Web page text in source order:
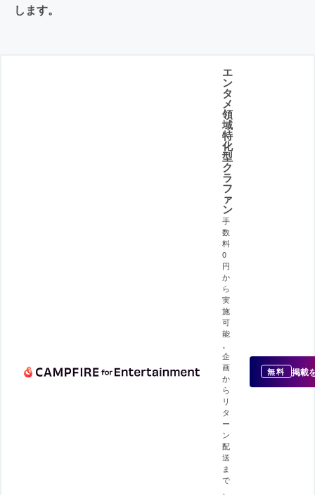
します。
エ
ン
タ
メ
領
域
特
化
型
ク
ラ
フ
ァ
ン
手
数
料
0
円
か
ら
実
施
可
能
企
画
か
ら
リ
タ
ー
ン
配
送
ま
で
無料 掲載